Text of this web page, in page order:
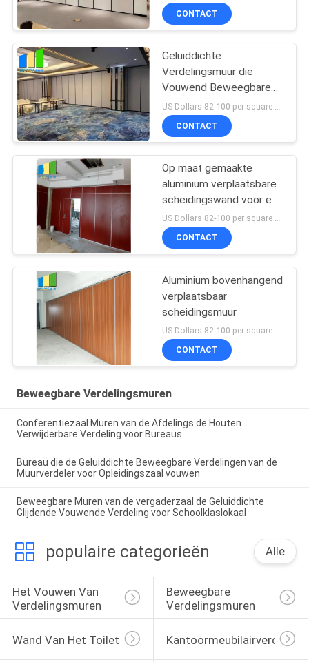
Bureau
CONTACT
Geluiddichte
Verdelingsmuur die
Vouwend Beweegbare
Verdelingen voor
Restaurant glijden
CONTACT
Op maat gemaakte
aluminium verplaatsbare
scheidingswand voor een
hoogte van 15 M max
600-1200 mm
US Dollars 82-100 per square meter MOQ:No MOQ
CONTACT
Aluminium bovenhangend
verplaatsbaar
scheidingsmuur
US Dollars 82-100 per square meter MOQ:No MOQ
CONTACT
Beweegbare Verdelingsmuren
Conferentiezaal Muren van de Afdelings de Houten
Verwijderbare Verdeling voor Bureaus
Bureau die de Geluiddichte Beweegbare Verdelingen van de
Muurverdeler voor Opleidingszaal vouwen
Beweegbare Muren van de vergaderzaal de Geluiddichte
Glijdende Vouwende Verdeling voor Schoolklaslokaal
populaire categorieën Alle
Het Vouwen Van
Verdelingsmuren
Beweegbare
Verdelingsmuren
Wand Van Het Toilet